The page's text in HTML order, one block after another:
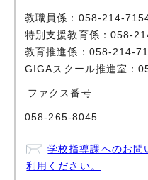
教職員係：058-214-
特別支援教育係：058-
教育推進係：058-214-
GIGAスクール推進室：
ファクス番号
058-265-8045
学校指導課へのお問
利用ください。